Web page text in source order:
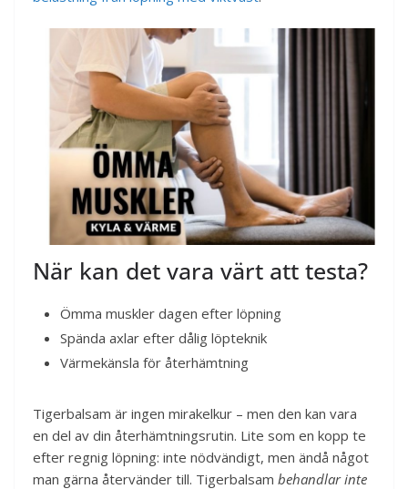
När kan det vara värt att testa?
Ömma muskler dagen efter löpning
Spända axlar efter dålig löpteknik
Värmekänsla för återhämtning
Tigerbalsam är ingen mirakelkur – men den kan vara
en del av din återhämtningsrutin. Lite som en kopp te
efter regnig löpning: inte nödvändigt, men ändå något
man gärna återvänder till. Tigerbalsam behandlar inte